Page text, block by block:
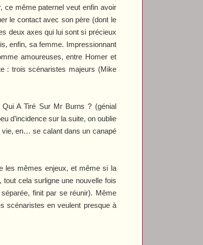
ce même paternel veut enfin avoir
le contact avec son père (dont le
deux axes qui lui sont si précieux
enfin, sa femme. Impressionnant
amoureuses, entre Homer et
: trois scénaristes majeurs (Mike
Qui A Tiré Sur Mr Burns ? (génial
d’incidence sur la suite, on oublie
vie, en… se calant dans un canapé
les mêmes enjeux, et même si la
cela surligne une nouvelle fois
finit par se réunir). Même
scénaristes en veulent presque à